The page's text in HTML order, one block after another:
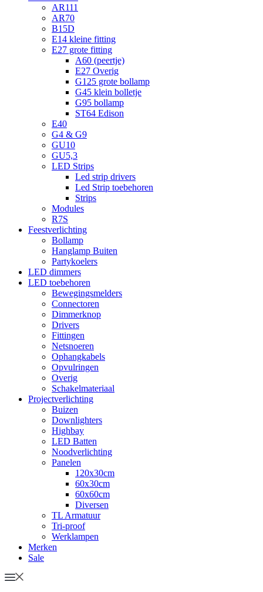
AR111
AR70
B15D
E14 kleine fitting
E27 grote fitting
A60 (peertje)
E27 Overig
G125 grote bollamp
G45 klein bolletje
G95 bollamp
ST64 Edison
E40
G4 & G9
GU10
GU5,3
LED Strips
Led strip drivers
Led Strip toebehoren
Strips
Modules
R7S
Feestverlichting
Bollamp
Hanglamp Buiten
Partykoelers
LED dimmers
LED toebehoren
Bewegingsmelders
Connectoren
Dimmerknop
Drivers
Fittingen
Netsnoeren
Ophangkabels
Opvulringen
Overig
Schakelmateriaal
Projectverlichting
Buizen
Downlighters
Highbay
LED Batten
Noodverlichting
Panelen
120x30cm
60x30cm
60x60cm
Diversen
TL Armatuur
Tri-proof
Werklampen
Merken
Sale